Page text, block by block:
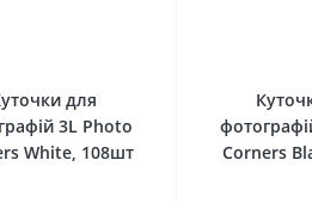
для
3L Photo
White, 108шт
Corners